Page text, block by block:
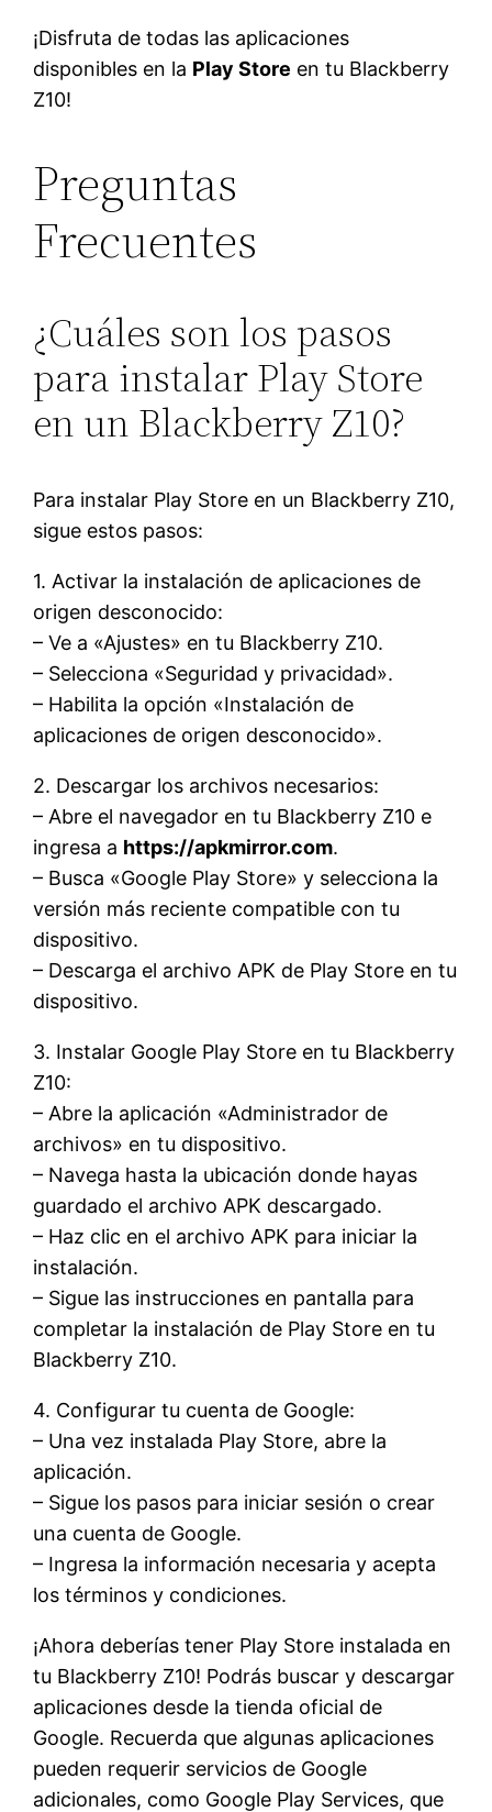
¡Disfruta de todas las aplicaciones
disponibles en la Play Store en tu Blackberry
Z10!
Preguntas
Frecuentes
¿Cuáles son los pasos
para instalar Play Store
en un Blackberry Z10?
Para instalar Play Store en un Blackberry Z10,
sigue estos pasos:
1. Activar la instalación de aplicaciones de
origen desconocido:
– Ve a «Ajustes» en tu Blackberry Z10.
– Selecciona «Seguridad y privacidad».
– Habilita la opción «Instalación de
aplicaciones de origen desconocido».
2. Descargar los archivos necesarios:
– Abre el navegador en tu Blackberry Z10 e
ingresa a https://apkmirror.com.
– Busca «Google Play Store» y selecciona la
versión más reciente compatible con tu
dispositivo.
– Descarga el archivo APK de Play Store en tu
dispositivo.
3. Instalar Google Play Store en tu Blackberry
Z10:
– Abre la aplicación «Administrador de
archivos» en tu dispositivo.
– Navega hasta la ubicación donde hayas
guardado el archivo APK descargado.
– Haz clic en el archivo APK para iniciar la
instalación.
– Sigue las instrucciones en pantalla para
completar la instalación de Play Store en tu
Blackberry Z10.
4. Configurar tu cuenta de Google:
– Una vez instalada Play Store, abre la
aplicación.
– Sigue los pasos para iniciar sesión o crear
una cuenta de Google.
– Ingresa la información necesaria y acepta
los términos y condiciones.
¡Ahora deberías tener Play Store instalada en
tu Blackberry Z10! Podrás buscar y descargar
aplicaciones desde la tienda oficial de
Google. Recuerda que algunas aplicaciones
pueden requerir servicios de Google
adicionales, como Google Play Services, que